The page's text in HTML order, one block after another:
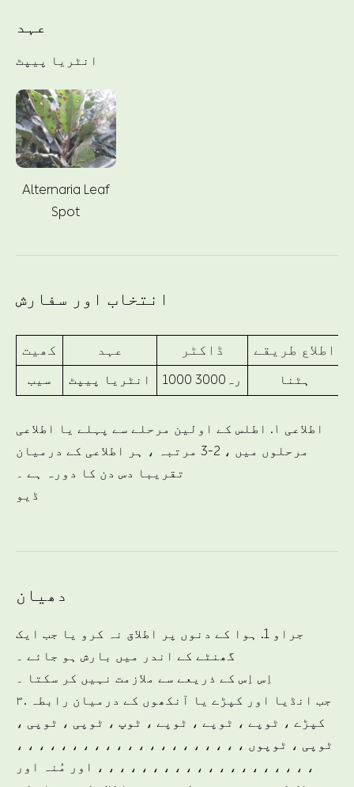
عہد
انٹریا پیپٹ
Alternaria Leaf
Spot
انتخاب اور سفارش
کھیت عہد ڈاکٹر اطلاع طریقے
سیب انٹریا پیپٹ 1000 رہ3000 ہٹنا
اطلاعی ۱. اطلس کے اولین مرحلے سے پہلے یا اطلاعی
مرحلوں میں ، 2-3 مرتبہ ، ہر اطلاعی کے درمیان
تقریبا دس دن کا دورہ ہے ۔
ڈیو
دھیان
جراو 1. ہوا کے دنوں پر اطلاق نہ کرو یا جب ایک
گھنٹے کے اندر میں بارش ہو جائے ۔
اِس اِس کے ذریعے سے ملازمت نہیں کر سکتا ۔
۳. جب انڈیا اور کپڑے یا آنکھوں کے درمیان رابطہ
کپڑے ، ٹوپے ، ٹوپے ، ٹوپے ، ٹوپ ، ٹوپی ، ٹوپی ،
ٹوپی ، ٹوپوں ، ، ، ، ، ، ، ، ، ، ، ، ، ، ، ، ، ، ، ، ،
، ، ، ، ، ، ، ، ، ، ، ، ، ، ، ، ، ، ، ، اور مُنہ اور